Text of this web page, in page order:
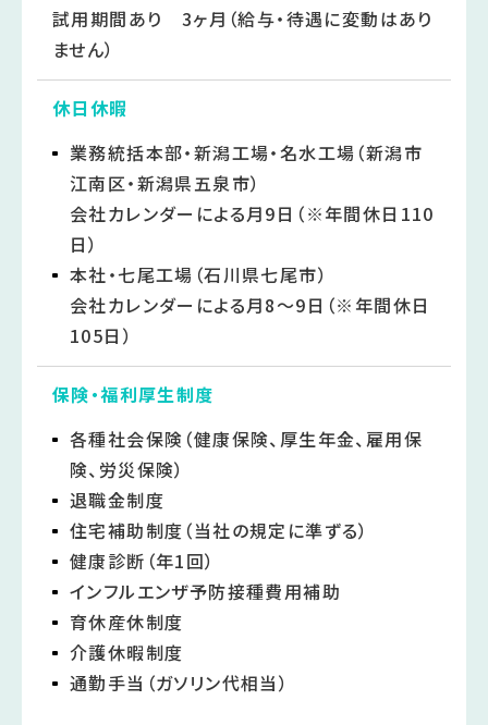
試用期間あり 3ヶ月（給与・待遇に変動はあり
ません）
休日休暇
業務統括本部・新潟工場・名水工場（新潟市
江南区・新潟県五泉市）
会社カレンダーによる月9日（※年間休日110
日）
本社・七尾工場（石川県七尾市）
会社カレンダーによる月8～9日（※年間休日
105日）
保険・福利厚生制度
各種社会保険（健康保険、厚生年金、雇用保
険、労災保険）
退職金制度
住宅補助制度（当社の規定に準ずる）
健康診断（年1回）
インフルエンザ予防接種費用補助
育休産休制度
介護休暇制度
通勤手当（ガソリン代相当）